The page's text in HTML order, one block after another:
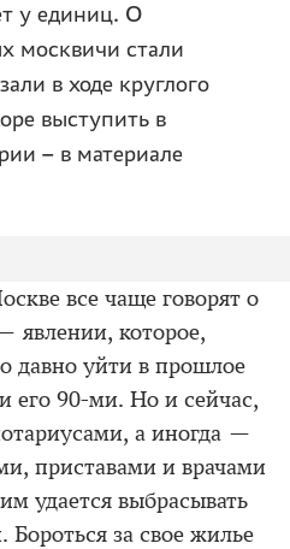
у единиц. О
москвичи стали
в ходе круглого
выступить в
– в материале
все чаще говорят о
явлении, которое,
давно уйти в прошлое
его 90-ми. Но и сейчас,
а иногда —
приставами и врачами
удается выбрасывать
за свое жилье